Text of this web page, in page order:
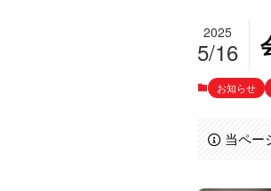
2025
5/16
お知らせ
当ペー